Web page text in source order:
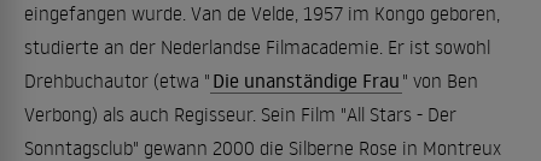
eingefangen wurde. Van de Velde, 1957 im Kongo geboren,
studierte an der Nederlandse Filmacademie. Er ist sowohl
Drehbuchautor (etwa " Die unanständige Frau " von Ben
Verbong) als auch Regisseur. Sein Film "All Stars - Der
Sonntagsclub" gewann 2000 die Silberne Rose in Montreux